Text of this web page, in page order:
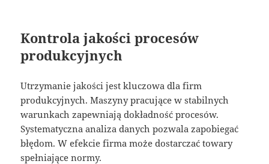
Kontrola jakości procesów
produkcyjnych
Utrzymanie jakości jest kluczowa dla firm
produkcyjnych. Maszyny pracujące w stabilnych
warunkach zapewniają dokładność procesów.
Systematyczna analiza danych pozwala zapobiegać
błędom. W efekcie firma może dostarczać towary
spełniające normy.